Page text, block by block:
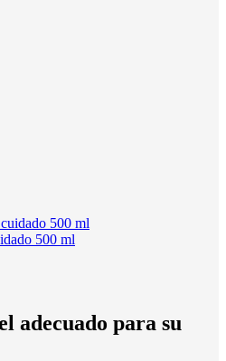
500 ml
adecuado para su